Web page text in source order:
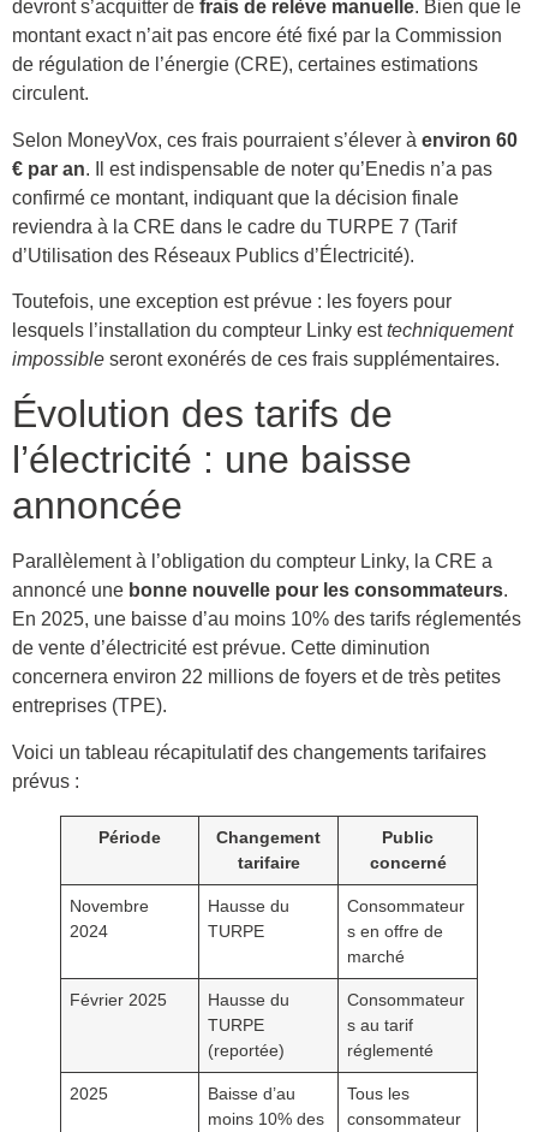
devront s’acquitter de frais de relève manuelle. Bien que le
montant exact n’ait pas encore été fixé par la Commission
de régulation de l’énergie (CRE), certaines estimations
circulent.
Selon MoneyVox, ces frais pourraient s’élever à environ 60
€ par an. Il est indispensable de noter qu’Enedis n’a pas
confirmé ce montant, indiquant que la décision finale
reviendra à la CRE dans le cadre du TURPE 7 (Tarif
d’Utilisation des Réseaux Publics d’Électricité).
Toutefois, une exception est prévue : les foyers pour
lesquels l’installation du compteur Linky esttechniquement
impossible seront exonérés de ces frais supplémentaires.
Évolution des tarifs de
l’électricité : une baisse
annoncée
Parallèlement à l’obligation du compteur Linky, la CRE a
annoncé une bonne nouvelle pour les consommateurs.
En 2025, une baisse d’au moins 10% des tarifs réglementés
de vente d’électricité est prévue. Cette diminution
concernera environ 22 millions de foyers et de très petites
entreprises (TPE).
Voici un tableau récapitulatif des changements tarifaires
prévus :
Période
Changement
tarifaire
Public
concerné
Novembre
2024
Hausse du
TURPE
Consommateur
s en offre de
marché
Février 2025
Hausse du
TURPE
(reportée)
Consommateur
s au tarif
réglementé
2025
Baisse d’au
moins 10% des
Tous les
consommateur